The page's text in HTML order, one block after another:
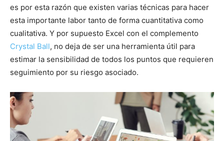
es por esta razón que existen varias técnicas para hacer
esta importante labor tanto de forma cuantitativa como
cualitativa. Y por supuesto Excel con el complemento
Crystal Ball, no deja de ser una herramienta útil para
estimar la sensibilidad de todos los puntos que requieren
seguimiento por su riesgo asociado.